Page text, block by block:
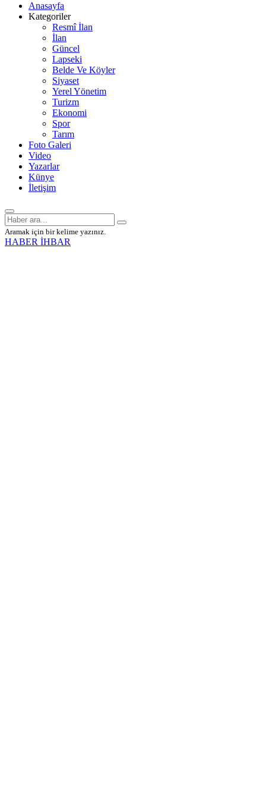
Anasayfa
Kategoriler
Resmî İlan
İlan
Güncel
Lapseki
Belde Ve Köyler
Siyaset
Yerel Yönetim
Turizm
Ekonomi
Spor
Tarım
Foto Galeri
Video
Yazarlar
Künye
İletişim
Aramak için bir kelime yazınız.
HABER İHBAR